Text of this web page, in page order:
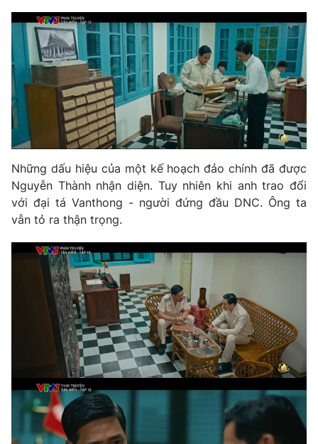
VTV4 Vươn mình bằng AI
VTV9 VTV8
Liên hệ tòa soạn English
THỜI BÁO VTV
Theo dõi báo trên
Cơ quan chủ quản:Đài Truyền hình Việt Nam
Cơ quan báo chí:Thời báo VTV
Giấy phép hoạt động báo in và báo điện tử số 483/GP-BTTTT
cấp ngày 29/12/2023
Tổng Biên tập:Vũ Thanh Thủy
Phó Tổng Biên tập:Nguyễn Thị Mỹ Hạnh, Phạm Quốc Thắng,
Nguyễn Trọng Ninh
Tổng đài VTV:024.38 355 931 - 024.38 355 932
Ðiện thoại Thời báo VTV:
Email:toasoan@vtv.vn
Những dấu hiệu của một kế hoạch đảo chính đã được
Nguyễn Thành nhận diện. Tuy nhiên khi anh trao đổi
với đại tá Vanthong - người đứng đầu DNC. Ông ta
vẫn tỏ ra thận trọng.